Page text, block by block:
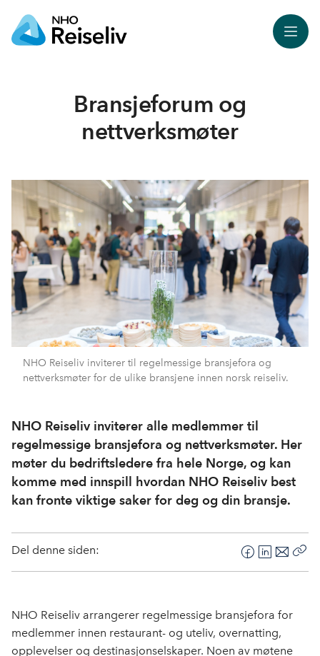
Meny
Bransjeforum og
nettverksmøter
NHO Reiseliv inviterer til regelmessige bransjefora og
nettverksmøter for de ulike bransjene innen norsk reiseliv.
NHO Reiseliv inviterer alle medlemmer til
regelmessige bransjefora og nettverksmøter. Her
møter du bedriftsledere fra hele Norge, og kan
komme med innspill hvordan NHO Reiseliv best
kan fronte viktige saker for deg og din bransje.
Del denne siden:
F
a
e
b
L
i
k
e
E
-
o
s
NHO Reiseliv arrangerer regelmessige bransjefora for
medlemmer innen restaurant- og uteliv, overnatting,
opplevelser og destinasjonselskaper. Noen av møtene